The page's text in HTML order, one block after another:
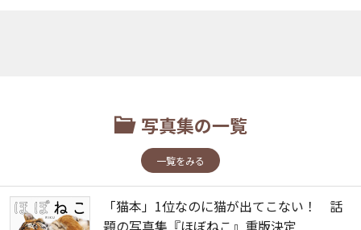
写真集の一覧
一覧をみる
「猫本」1位なのに猫が出てこない！ 話
題の写真集『ほぼねこ』重版決定